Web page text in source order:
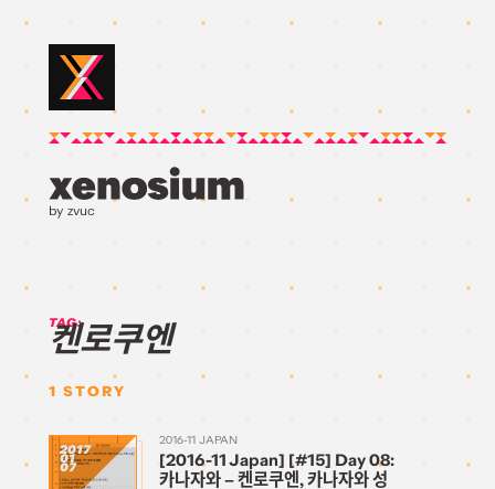
by zvuc
TAG:
켄로쿠엔
1 STORY
2017
01
07
2016-11 JAPAN
[2016-11 Japan] [#15] Day 08:
카나자와 – 켄로쿠엔, 카나자와 성